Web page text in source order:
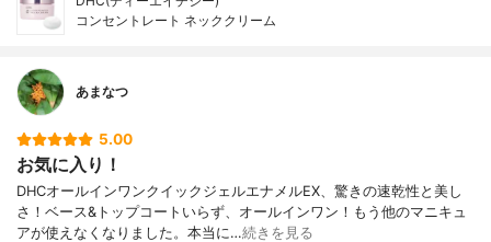
コンセントレート ネッククリーム
あまなつ
5.00
お気に入り！
DHCオールインワンクイックジェルエナメルEX、驚きの速乾性と美し
さ！ベース&トップコートいらず、オールインワン！もう他のマニキュ
アが使えなくなりました。本当に…続きを見る